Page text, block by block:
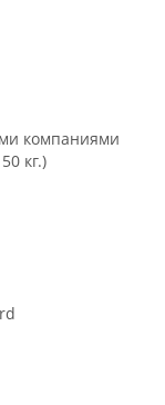
компаниями
кг.)